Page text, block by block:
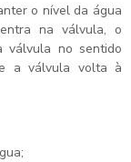
o nível da água
na válvula, o
válvula no sentido
a válvula volta à